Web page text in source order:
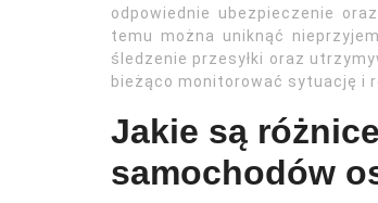
odpowiednie ubezpieczenie
temu można uniknąć
śledzenie przesyłki oraz
bieżąco monitorować sytuację i
Jakie są
samochodów